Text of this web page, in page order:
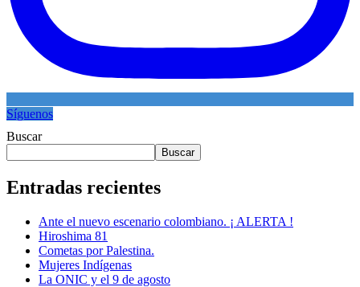
Síguenos
Buscar
Buscar
Entradas recientes
Ante el nuevo escenario colombiano. ¡ ALERTA !
Hiroshima 81
Cometas por Palestina.
Mujeres Indígenas
La ONIC y el 9 de agosto